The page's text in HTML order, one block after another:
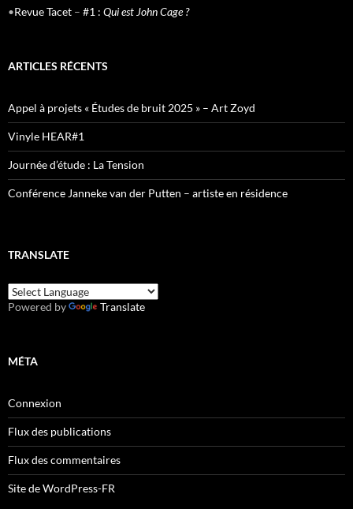
•Revue Tacet – #1 : Qui est John Cage ?
ARTICLES RÉCENTS
Appel à projets « Études de bruit 2025 » – Art Zoyd
Vinyle HEAR#1
Journée d’étude : La Tension
Conférence Janneke van der Putten – artiste en résidence
TRANSLATE
Powered by Translate
MÉTA
Connexion
Flux des publications
Flux des commentaires
Site de WordPress-FR